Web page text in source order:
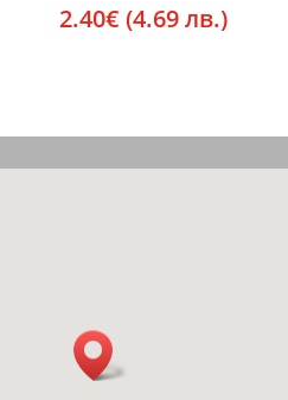
2.40€ (4.69 лв.)